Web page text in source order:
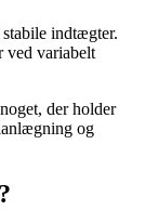
indtægter.
ved variabelt
der holder
og